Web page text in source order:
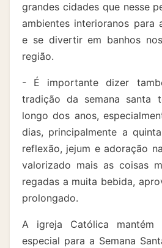
grandes cidades que nesse
ambientes interioranos para
e se divertir em banhos
região.
- É importante dizer
tradição da semana santa
longo dos anos,
dias, principalmente a
reflexão, jejum e adoração
valorizado mais as coisas
regadas a muita bebida,
prolongado.
A igreja Católica mantém
especial para a Semana